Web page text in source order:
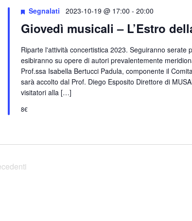
Giovedì musicali – L’Estro
Segnalati 2023-10-19 @ 17:00 - 20:00
Riparte l'attività concertistica 2023. Seguiranno serate
esibiranno su opere di autori prevalentemente
Prof.ssa Isabella Bertucci Padula, componente il
sarà accolto dal Prof. Diego Esposito Direttore di
visitatori alla […]
8€